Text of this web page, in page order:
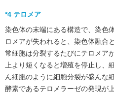
*4 テロメア
染色体の末端にある構造で、染色
ロメアが失われると、染色体融合
常細胞は分裂するたびにテロメア
上より短くなると増殖を停止し、
ん細胞のように細胞分裂が盛んな
酵素であるテロメラーゼの発現が